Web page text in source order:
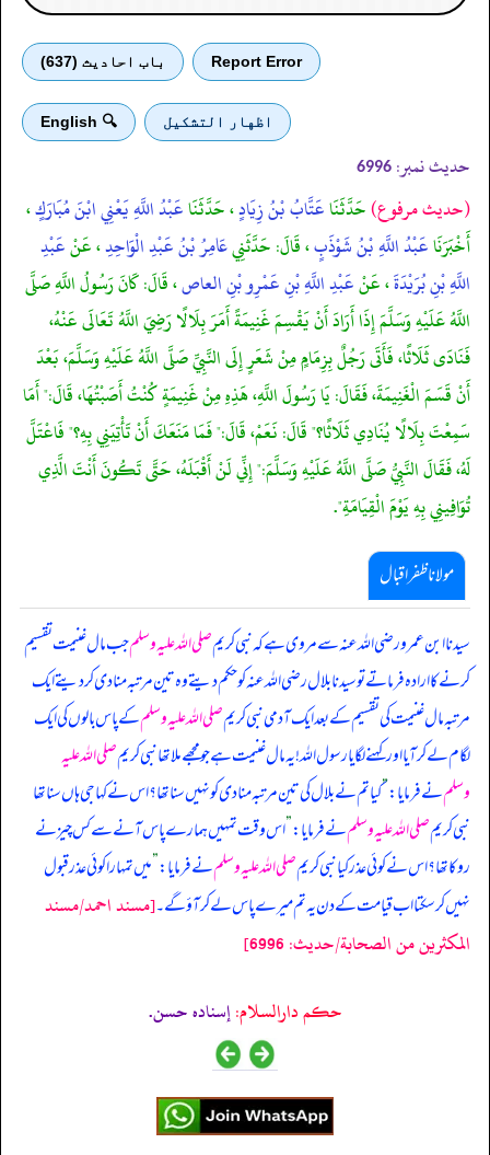
Report Error باب احادیث (637)
اظهار التشكيل 🔍 English
حدیث نمبر: 6996
(حديث مرفوع)حَدَّثَنَاعَتَّابُ بْنُ زِيَادٍ، حَدَّثَنَاعَبْدُ اللَّهِ يَعْنِي ابْنَ مُبَارَكٍ،
أَخْبَرَنَاعَبْدُ اللَّهِ بْنُ شَوْذَبٍ، قَالَ: حَدَّثَنِيعَامِرُ بْنُ عَبْدِ الْوَاحِدِ، عَنْعَبْدِ
اللَّهِ بْنِ بُرَيْدَةَ، عَنْعَبْدِ اللَّهِ بْنِ عَمْرِو بْنِ العاص، قَالَ: كَانَ رَسُولُ اللَّهِ صَلَّى
اللَّهُ عَلَيْهِ وَسَلَّمَ إِذَا أَرَادَ أَنْ يَقْسِمَ غَنِيمَةً أَمَرَ بِلَالًا رَضِيَ اللَّهُ تَعَالَى عَنْهُ،
فَنَادَى ثَلَاثًا، فَأَتَى رَجُلٌ بِزِمَامٍ مِنْ شَعَرٍ إِلَى النَّبِيِّ صَلَّى اللَّهُ عَلَيْهِ وَسَلَّمَ، بَعْدَ
أَنْ قَسَمَ الْغَنِيمَةَ، فَقَالَ: يَا رَسُولَ اللَّهِ، هَذِهِ مِنْ غَنِيمَةٍ كُنْتُ أَصَبْتُهَا، قَالَ:" أَمَا
سَمِعْتَ بِلَالًا يُنَادِي ثَلَاثًا؟" قَالَ: نَعَمْ، قَالَ:" فَمَا مَنَعَكَ أَنْ تَأْتِيَنِي بِهِ؟" فَاعْتَلَّ
لَهُ، فَقَالَ النَّبِيُّ صَلَّى اللَّهُ عَلَيْهِ وَسَلَّمَ:" إِنِّي لَنْ أَقْبَلَهُ، حَتَّى تَكُونَ أَنْتَ الَّذِي
تُوَافِينِي بِهِ يَوْمَ الْقِيَامَةِ".
مولانا ظفر اقبال
سیدنا ابن عمرو رضی اللہ عنہ سے مروی ہے کہ نبی کریمصلی اللہ علیہ وسلمجب مال غنیمت تقسیم
کر نے کا ارادہ فرماتے تو سیدنا بلال رضی اللہ عنہ کو حکم دیتے وہ تین مرتبہ منادی کر دیتے ایک
مرتبہ مال غنیمت کی تقسیم کے بعد ایک آدمی نبی کریمصلی اللہ علیہ وسلمکے پاس بالوں کی ایک
لگام لے کر آیا اور کہنے لگا یا رسول اللہ! یہ مال غنیمت ہے جو مجھے ملا تھا نبی کریمصلی اللہ علیہ
وسلمنے فرمایا:”کیا تم نے بلال کی تین مرتبہ منادی کو نہیں سنا تھا؟ اس نے کہا جی ہاں سنا تھا
نبی کریمصلی اللہ علیہ وسلمنے فرمایا:”اس وقت تمہیں ہمارے پاس آنے سے کس چیز نے
روکا تھا؟ اس نے کوئی عذر کیا نبی کریمصلی اللہ علیہ وسلمنے فرمایا:”میں تمہارا کوئی عذر قبول
نہیں کر سکتا اب قیامت کے دن یہ تم میرے پاس لے کر آؤ گے۔[مسند احمد/مسند
المكثرين من الصحابة/حدیث: 6996]
حکم دارالسلام:إسناده حسن.